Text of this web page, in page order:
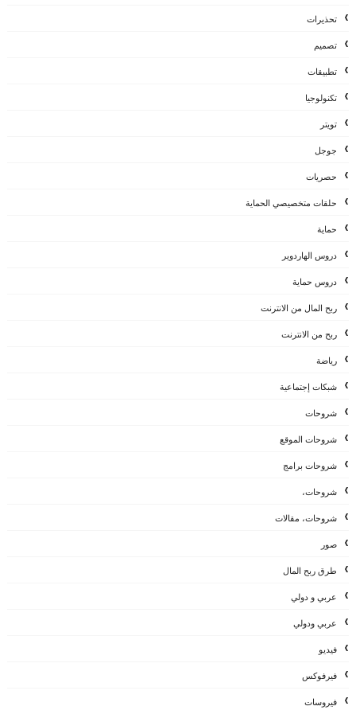
تحذيرات
تصميم
تطبيقات
تكنولوجيا
تويتر
جوجل
حصريات
حلقات متخصيصي الحماية
حماية
دروس الهاردوير
دروس حماية
ربح المال من الانترنت
ربح من الانترنت
رياضة
شبكات إجتماعية
شروحات
شروحات الموقع
شروحات برامج
شروحات،
شروحات، مقالات
صور
طرق ربح المال
عربي و دولي
عربي ودولي
فيديو
فيرفوكس
فيروسات